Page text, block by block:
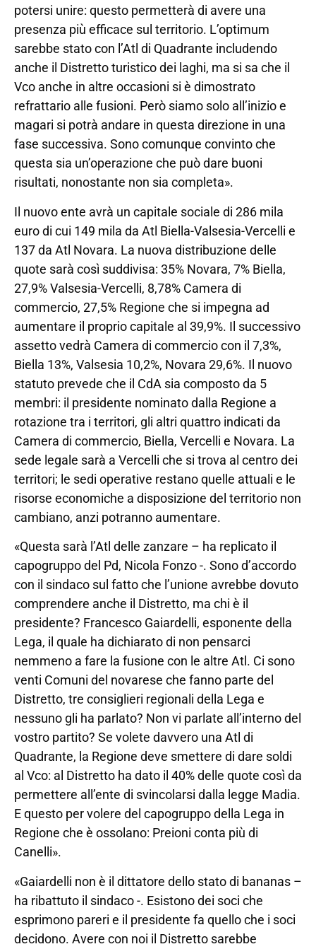
potersi unire: questo permetterà di avere una
presenza più efficace sul territorio. L’optimum
sarebbe stato con l’Atl di Quadrante includendo
anche il Distretto turistico dei laghi, ma si sa che il
Vco anche in altre occasioni si è dimostrato
refrattario alle fusioni. Però siamo solo all’inizio e
magari si potrà andare in questa direzione in una
fase successiva. Sono comunque convinto che
questa sia un’operazione che può dare buoni
risultati, nonostante non sia completa».
Il nuovo ente avrà un capitale sociale di 286 mila
euro di cui 149 mila da Atl Biella-Valsesia-Vercelli e
137 da Atl Novara. La nuova distribuzione delle
quote sarà così suddivisa: 35% Novara, 7% Biella,
27,9% Valsesia-Vercelli, 8,78% Camera di
commercio, 27,5% Regione che si impegna ad
aumentare il proprio capitale al 39,9%. Il successivo
assetto vedrà Camera di commercio con il 7,3%,
Biella 13%, Valsesia 10,2%, Novara 29,6%. Il nuovo
statuto prevede che il CdA sia composto da 5
membri: il presidente nominato dalla Regione a
rotazione tra i territori, gli altri quattro indicati da
Camera di commercio, Biella, Vercelli e Novara. La
sede legale sarà a Vercelli che si trova al centro dei
territori; le sedi operative restano quelle attuali e le
risorse economiche a disposizione del territorio non
cambiano, anzi potranno aumentare.
«Questa sarà l’Atl delle zanzare – ha replicato il
capogruppo del Pd, Nicola Fonzo -. Sono d’accordo
con il sindaco sul fatto che l’unione avrebbe dovuto
comprendere anche il Distretto, ma chi è il
presidente? Francesco Gaiardelli, esponente della
Lega, il quale ha dichiarato di non pensarci
nemmeno a fare la fusione con le altre Atl. Ci sono
venti Comuni del novarese che fanno parte del
Distretto, tre consiglieri regionali della Lega e
nessuno gli ha parlato? Non vi parlate all’interno del
vostro partito? Se volete davvero una Atl di
Quadrante, la Regione deve smettere di dare soldi
al Vco: al Distretto ha dato il 40% delle quote così da
permettere all’ente di svincolarsi dalla legge Madia.
E questo per volere del capogruppo della Lega in
Regione che è ossolano: Preioni conta più di
Canelli».
«Gaiardelli non è il dittatore dello stato di bananas –
ha ribattuto il sindaco -. Esistono dei soci che
esprimono pareri e il presidente fa quello che i soci
decidono. Avere con noi il Distretto sarebbe